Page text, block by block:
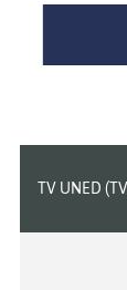
TV UNED